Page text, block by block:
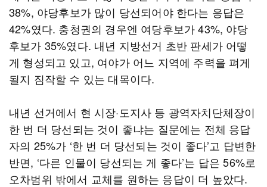
38%, 야당후보가 많이 당선되어야 한다는 응답은
42%였다. 충청권의 경우엔 여당후보가 43%, 야당
후보가 35%였다. 내년 지방선거 초반 판세가 어떻
게 형성되고 있고, 여야가 어느 지역에 주력을 펴게
될지 짐작할 수 있는 대목이다.
내년 선거에서 현 시장·도지사 등 광역자치단체장이
한 번 더 당선되는 것이 좋냐는 질문에는 전체 응답
자의 25%가 ‘한 번 더 당선되는 것이 좋다’고 답변한
반면, ‘다른 인물이 당선되는 게 좋다’는 답은 56%로
오차범위 밖에서 교체를 원하는 응답이 더 높았다.